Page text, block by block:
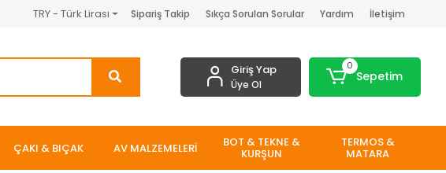
TRY - Türk Lirası Sipariş Takip Sıkça Sorulan Sorular Yardım İletişim
Giriş Yap
Üye Ol
0
Sepetim
ÇAKI & BIÇAK AV MALZEMELERİ BOT & TEKNE &
KURŞUN
TERMOS &
MATARA